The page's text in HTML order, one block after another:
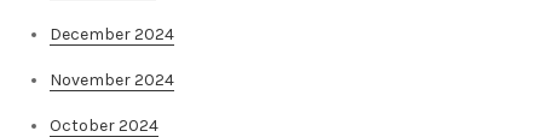
December 2024
November 2024
October 2024